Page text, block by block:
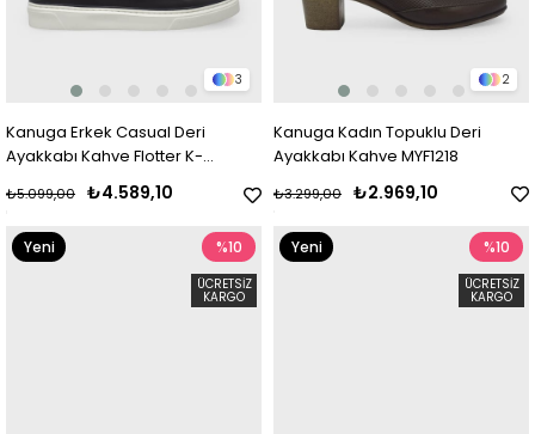
3
Kanuga Erkek Casual Deri
Ayakkabı Kahve Flotter K-
₺4.589,10
₺5.099,00
2
Kanuga Kadın Topuklu Deri
Ayakkabı Kahve MYF1218
₺2.969,10
₺3.299,00
%10
ÜCRETSIZ
KARGO
Yeni
%10
ÜCRETSIZ
KARGO
Yeni